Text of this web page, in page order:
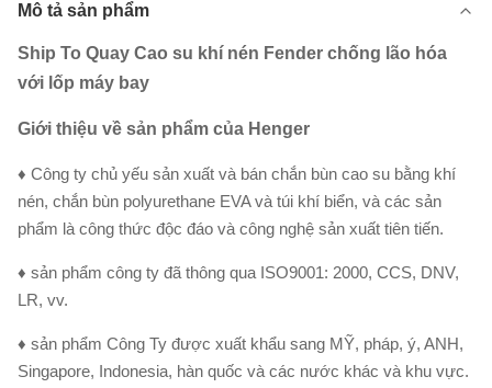
Mô tả sản phẩm
Ship To Quay Cao su khí nén Fender chống lão hóa
với lốp máy bay
Giới thiệu về sản phẩm của Henger
♦ Công ty chủ yếu sản xuất và bán chắn bùn cao su bằng khí
nén, chắn bùn polyurethane EVA và túi khí biển, và các sản
phẩm là công thức độc đáo và công nghệ sản xuất tiên tiến.
♦ sản phẩm công ty đã thông qua ISO9001: 2000, CCS, DNV,
LR, vv.
♦ sản phẩm Công Ty được xuất khẩu sang MỸ, pháp, ý, ANH,
Singapore, Indonesia, hàn quốc và các nước khác và khu vực.